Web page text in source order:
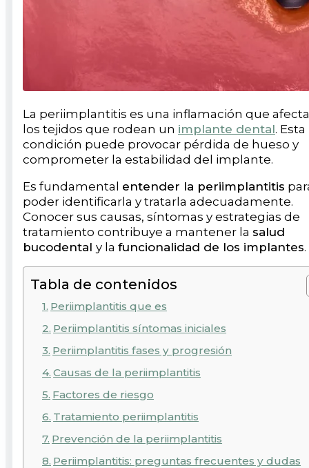
La periimplantitis es una inflamación que
los tejidos que rodean un implante dental. Esta
condición puede provocar pérdida de hueso y
comprometer la estabilidad del implante.
Es fundamental entender la periimplantitis
poder identificarla y tratarla adecuadamente.
Conocer sus causas, síntomas y estrategias de
tratamiento contribuye a mantener la salud
bucodental y la funcionalidad de los implantes.
Tabla de contenidos
Periimplantitis que es
Periimplantitis síntomas iniciales
Periimplantitis fases y progresión
Causas de la periimplantitis
Factores de riesgo
Tratamiento periimplantitis
Prevención de la periimplantitis
Periimplantitis: preguntas frecuentes y dudas